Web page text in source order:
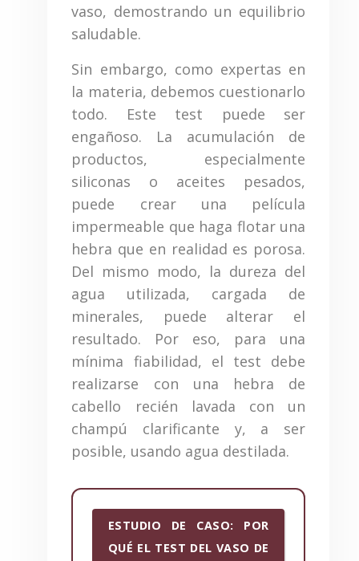
vaso, demostrando un equilibrio
saludable.
Sin embargo, como expertas en
la materia, debemos cuestionarlo
todo. Este test puede ser
engañoso. La acumulación de
productos, especialmente
siliconas o aceites pesados,
puede crear una película
impermeable que haga flotar una
hebra que en realidad es porosa.
Del mismo modo, la dureza del
agua utilizada, cargada de
minerales, puede alterar el
resultado. Por eso, para una
mínima fiabilidad, el test debe
realizarse con una hebra de
cabello recién lavada con un
champú clarificante y, a ser
posible, usando agua destilada.
ESTUDIO DE CASO: POR
QUÉ EL TEST DEL VASO DE